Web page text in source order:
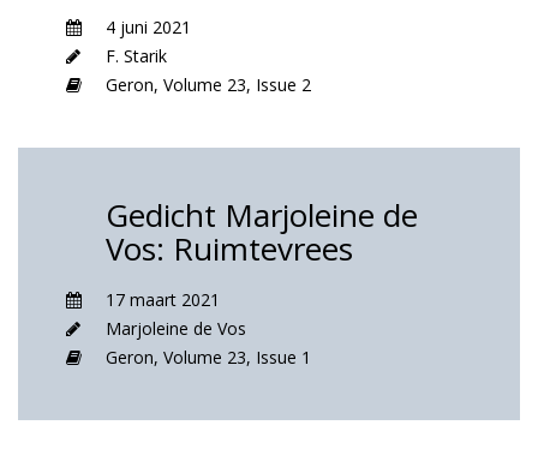
4 juni 2021
F. Starik
Geron, Volume 23, Issue 2
Gedicht Marjoleine de
Vos: Ruimtevrees
17 maart 2021
Marjoleine de Vos
Geron, Volume 23, Issue 1